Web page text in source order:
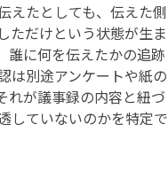
えたとしても、伝えた側
ただけという状態が生ま
誰に何を伝えたかの追跡
は別途アンケートや紙の
れが議事録の内容と紐づ
していないのかを特定で